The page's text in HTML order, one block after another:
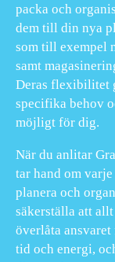
packa och
dem till din nya
som till exempel
samt
Deras flexibilitet
specifika behov
möjligt för dig.
När du anlitar
tar hand om
planera och
säkerställa att
överlåta
tid och energi,